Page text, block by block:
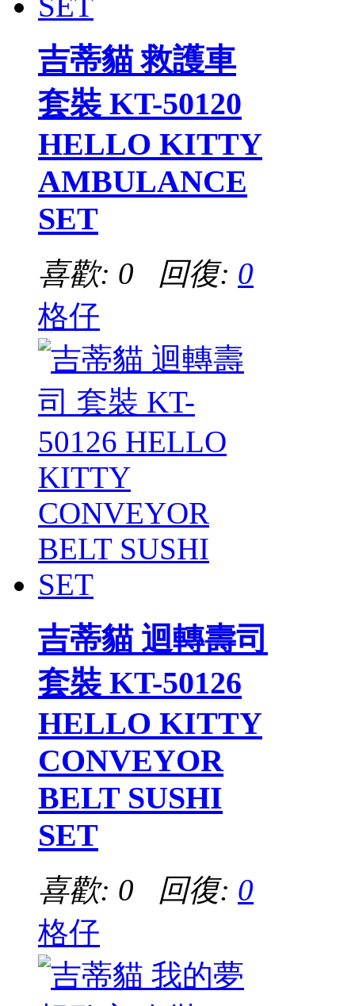
吉蒂貓 救護車
套裝 KT-50120
HELLO KITTY
AMBULANCE
SET
喜歡: 0 回復: 0
格仔
吉蒂貓 迴轉壽司
套裝 KT-50126
HELLO KITTY
CONVEYOR
BELT SUSHI
SET
喜歡: 0 回復: 0
格仔